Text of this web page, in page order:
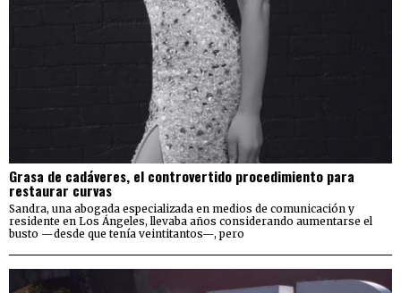
Grasa de cadáveres, el controvertido procedimiento para
restaurar curvas
Sandra, una abogada especializada en medios de comunicación y
residente en Los Ángeles, llevaba años considerando aumentarse el
busto —desde que tenía veintitantos—, pero